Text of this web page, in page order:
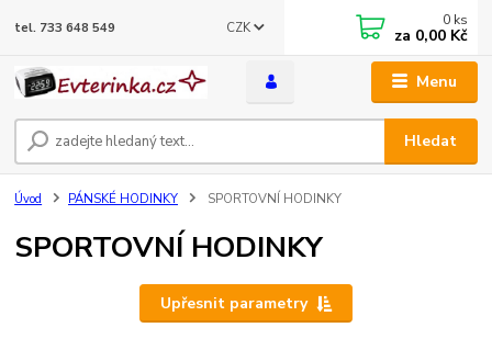
Menu
CZK
Hledat
tel. 733 648 549 0 ks
za 0,00 Kč
Úvod PÁNSKÉ HODINKY SPORTOVNÍ HODINKY
SPORTOVNÍ HODINKY
Upřesnit parametry